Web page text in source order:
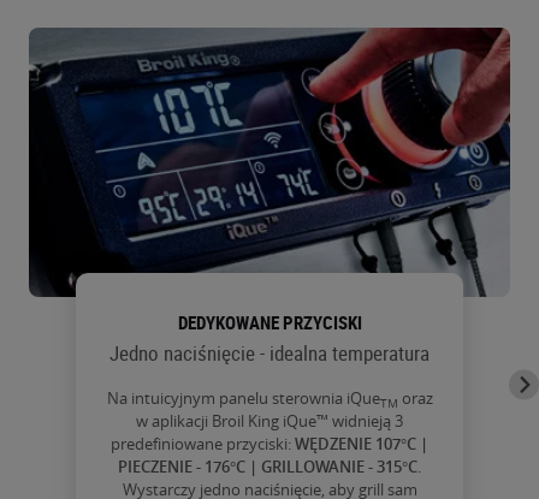
DEDYKOWANE PRZYCISKI
Jedno naciśnięcie - idealna temperatura
Na intuicyjnym panelu sterownia iQueTM oraz
w aplikacji Broil King iQue™ widnieją 3
predefiniowane przyciski:WĘDZENIE 107°C |
PIECZENIE - 176°C | GRILLOWANIE - 315°C.
Wystarczy jedno naciśnięcie, aby grill sam